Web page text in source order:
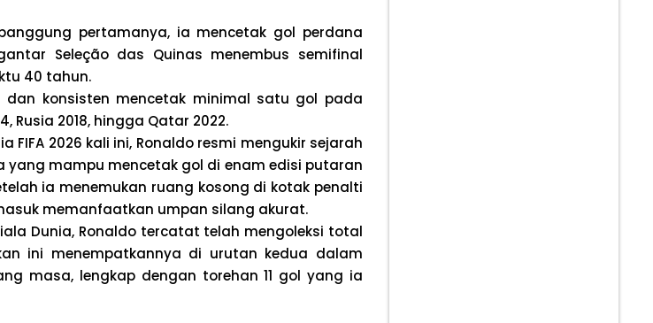
pertamanya, ia mencetak gol perdana
Seleção das Quinas menembus semifinal
40 tahun.
dan konsisten mencetak minimal satu gol pada
Rusia 2018, hingga Qatar 2022.
FIFA 2026 kali ini, Ronaldo resmi mengukir sejarah
mampu mencetak gol di enam edisi putaran
ia menemukan ruang kosong di kotak penalti
memanfaatkan umpan silang akurat.
Dunia, Ronaldo tercatat telah mengoleksi total
ini menempatkannya di urutan kedua dalam
masa, lengkap dengan torehan 11 gol yang ia